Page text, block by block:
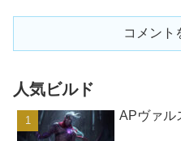
コメント
人気ビルド
APヴァル